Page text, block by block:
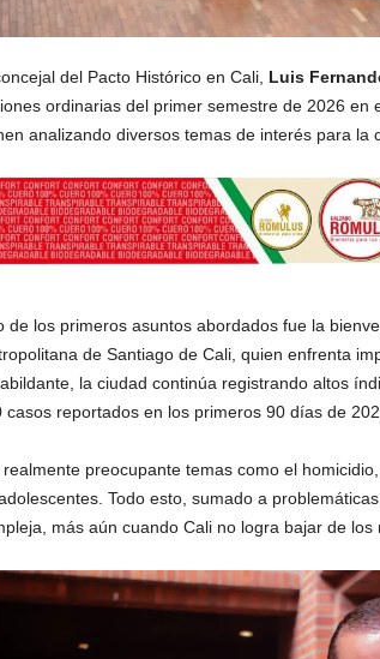
del Pacto Histórico en Cali, Luis
ordinarias del primer semestre de 2026 en
analizando diversos temas de interés para la
de los primeros asuntos abordados fue la
de Santiago de Cali, quien enfrenta
la ciudad continúa registrando altos
casos reportados en los primeros 90 días de
realmente preocupante temas como el
Todo esto, sumado a
más aún cuando Cali no logra bajar de los